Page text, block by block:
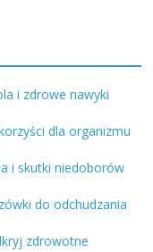
i zdrowe nawyki
dla organizmu
i skutki niedoborów
do odchudzania
zdrowotne